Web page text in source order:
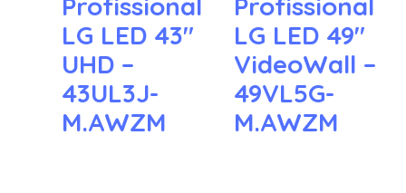
LG LED 43″
UHD –
43UL3J-
M.AWZM
LG LED 49″
VideoWall –
49VL5G-
M.AWZM